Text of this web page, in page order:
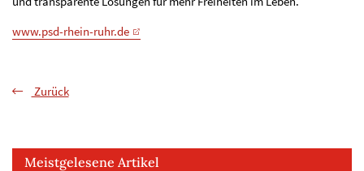
www.psd-rhein-ruhr.de
Zurück
Meistgelesene Artikel